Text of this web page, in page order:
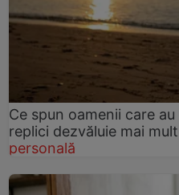
Ce spun oamenii care
replici dezvăluie mai
personală